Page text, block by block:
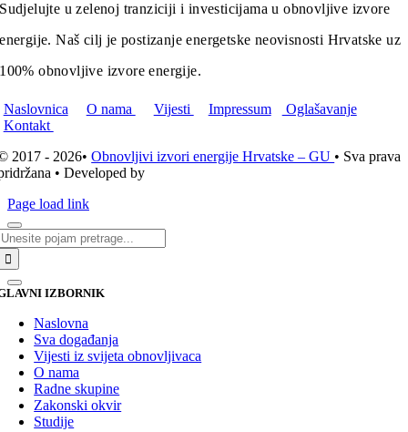
Sudjelujte u zelenoj tranziciji i investicijama u obnovljive izvore
energije. Naš cilj je postizanje energetske neovisnosti Hrvatske uz
100% obnovljive izvore energije.
Naslovnica O nama Vijesti Impressum
Oglašavanje
Kontakt
2017 - 2026•Obnovljivi izvori energije Hrvatske – GU • Sva prava
• Developed by
Page load link
IZBORNIK
Naslovna
Sva događanja
Vijesti iz svijeta obnovljivaca
O nama
Radne skupine
Zakonski okvir
Studije